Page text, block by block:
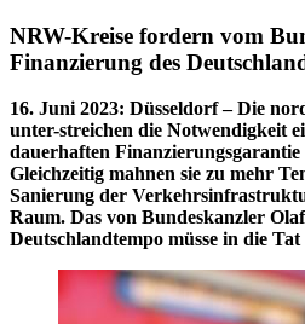
NRW-Kreise fordern vom
Finanzierung des
16. Juni 2023: Düsseldorf – Die
unter-streichen die Notwendigkeit
dauerhaften
Gleichzeitig mahnen sie zu mehr
Sanierung der
Raum. Das von Bundeskanzler
Deutschlandtempo müsse in die